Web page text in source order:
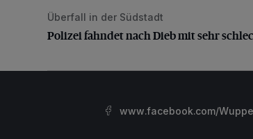
Polizei fahndet nach Dieb mit sehr
Überfall in der Südstadt
Polizei fahndet nach Dieb mit sehr
www.facebook.com/